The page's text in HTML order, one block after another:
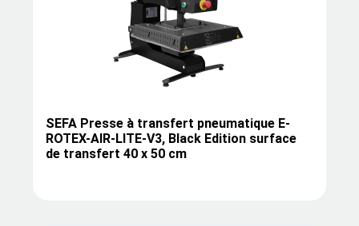
SEFA Presse à transfert pneumatique E-
ROTEX-AIR-LITE-V3, Black Edition surface
de transfert 40 x 50 cm